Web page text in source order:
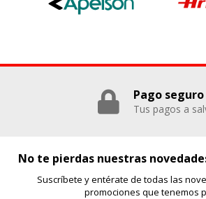
Pago seguro
Tus pagos a
No te pierdas nuestras
Suscríbete y entérate de todas las
promociones que tenemos